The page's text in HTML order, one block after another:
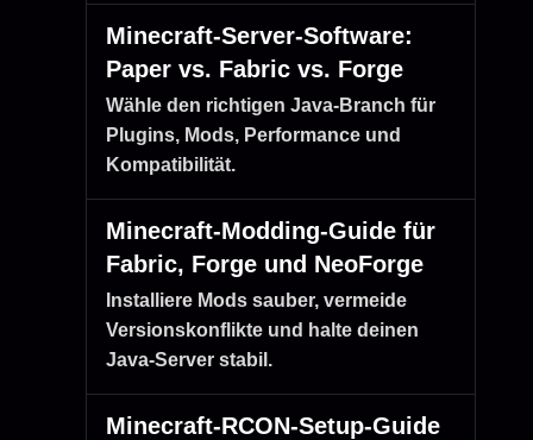
Minecraft-Server-Software:
Paper vs. Fabric vs. Forge
Wähle den richtigen Java-Branch für
Plugins, Mods, Performance und
Kompatibilität.
Minecraft-Modding-Guide für
Fabric, Forge und NeoForge
Installiere Mods sauber, vermeide
Versionskonflikte und halte deinen
Java-Server stabil.
Minecraft-RCON-Setup-Guide